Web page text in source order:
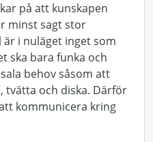
på att kunskapen
minst sagt stor
i nuläget inget som
ska bara funka och
behov såsom att
tvätta och diska. Därför
kommunicera kring